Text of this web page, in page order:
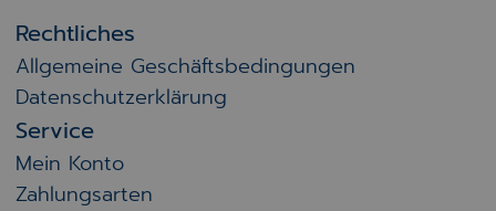
Rechtliches
Allgemeine Geschäftsbedingungen
Datenschutzerklärung
Service
Mein Konto
Zahlungsarten